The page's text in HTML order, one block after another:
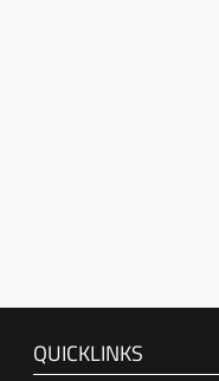
QUICKLINKS